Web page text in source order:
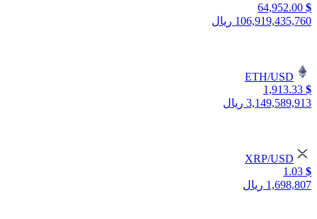
$
64,952.00
106,919,435,760 ریال
ETH/USD
$
1,913.33
3,149,589,913 ریال
XRP/USD
$
1.03
1,698,807 ریال